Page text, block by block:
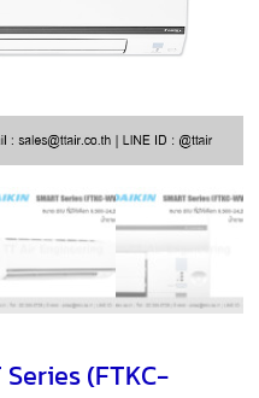
(FTKC-